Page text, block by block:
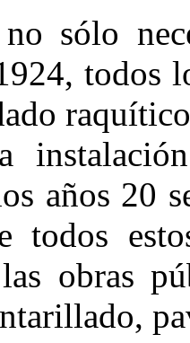
sólo
todos
años 20
todos
obras